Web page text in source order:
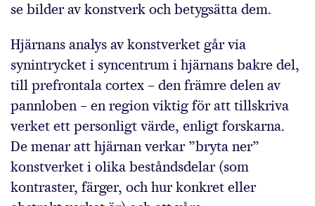
se bilder av konstverk och betygsätta dem.
Hjärnans analys av konstverket går via
synintrycket i syncentrum i hjärnans bakre del,
till prefrontala cortex – den främre delen av
pannloben – en region viktig för att tillskriva
verket ett personligt värde, enligt forskarna.
De menar att hjärnan verkar ”bryta ner”
konstverket i olika beståndsdelar (som
kontraster, färger, och hur konkret eller